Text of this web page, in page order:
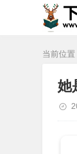
当前位置
她